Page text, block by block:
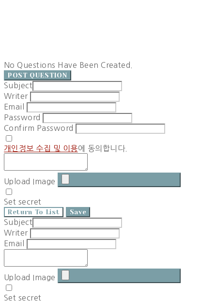
No Questions Have Been Created.
POST QUESTION
Subject
Writer
Email
Password
Confirm Password
개인정보 수집 및 이용에 동의합니다.
Upload Image
Set secret
Return To List Save
Subject
Writer
Email
Upload Image
Set secret